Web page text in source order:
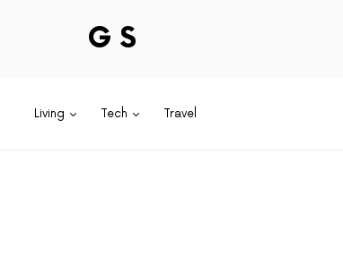
GS
Living Tech Travel